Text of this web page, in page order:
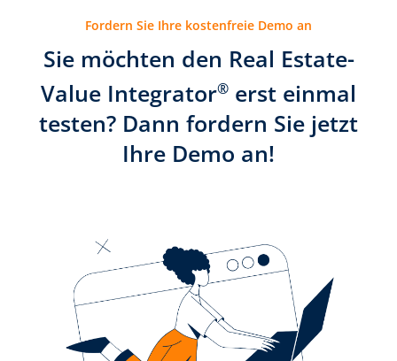
Fordern Sie Ihre kostenfreie Demo an
Sie möchten den Real Estate-
Value Integrator® erst einmal
testen? Dann fordern Sie jetzt
Ihre Demo an!